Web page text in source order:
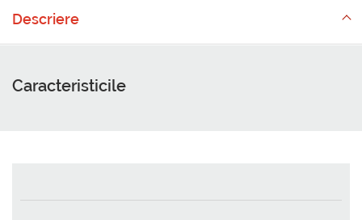
Descriere
Caracteristicile